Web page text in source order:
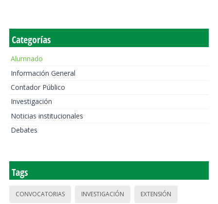
Categorías
Alumnado
Información General
Contador Público
Investigación
Noticias institucionales
Debates
Tags
CONVOCATORIAS INVESTIGACIÓN EXTENSIÓN